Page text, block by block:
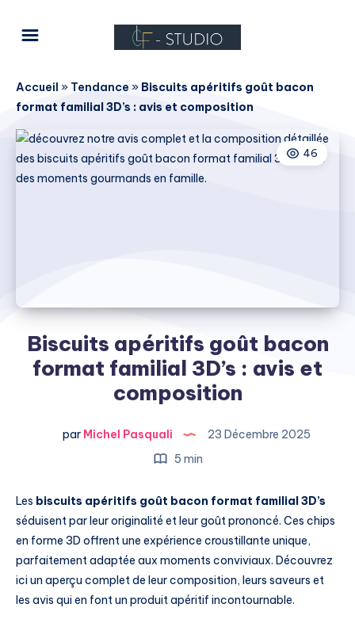
Accueil » Tendance » Biscuits apéritifs goût bacon
format familial 3D’s : avis et composition
46
Biscuits apéritifs goût bacon
format familial 3D’s : avis et
composition
par Michel Pasquali
23 Décembre 2025
5 min
Les biscuits apéritifs goût bacon format familial 3D’s
séduisent par leur originalité et leur goût prononcé. Ces chips
en forme 3D offrent une expérience croustillante unique,
parfaitement adaptée aux moments conviviaux. Découvrez
ici un aperçu complet de leur composition, leurs saveurs et
les avis qui en font un produit apéritif incontournable.